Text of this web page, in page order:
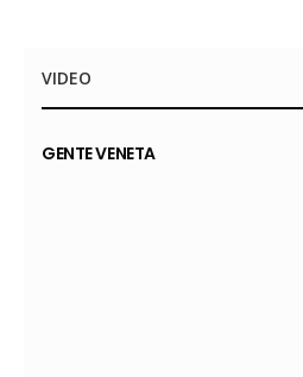
VIDEO
GENTE VENETA